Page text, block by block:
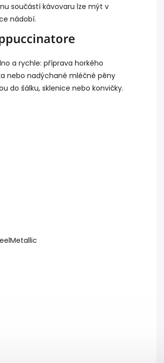
součástí kávovaru lze mýt v
nádobí.
a rychle: příprava horkého
nebo nadýchané mléčné pěny
do šálku, sklenice nebo konvičky.